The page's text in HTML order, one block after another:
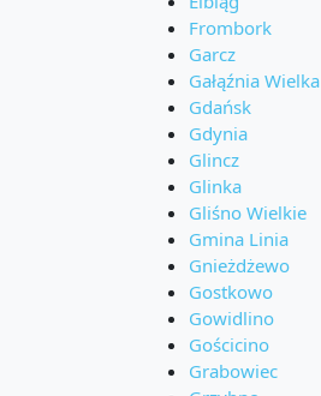
Frombork
Garcz
Gałąźnia Wielka
Gdańsk
Gdynia
Glincz
Glinka
Gliśno Wielkie
Gmina Linia
Gnieżdżewo
Gostkowo
Gowidlino
Gościcino
Grabowiec